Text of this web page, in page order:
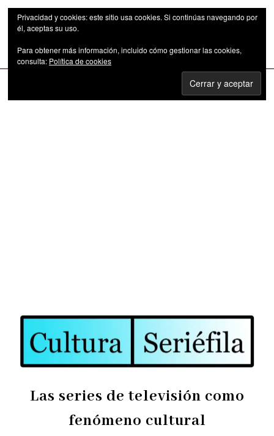
Las series de televisión como fenómeno cultural
Las series de televisión como
fenómeno cultural
Privacidad y cookies: este sitio usa cookies. Si continúas navegando por
él, aceptas su uso.
Para obtener más información, incluido cómo gestionar las cookies,
consulta: Política de cookies